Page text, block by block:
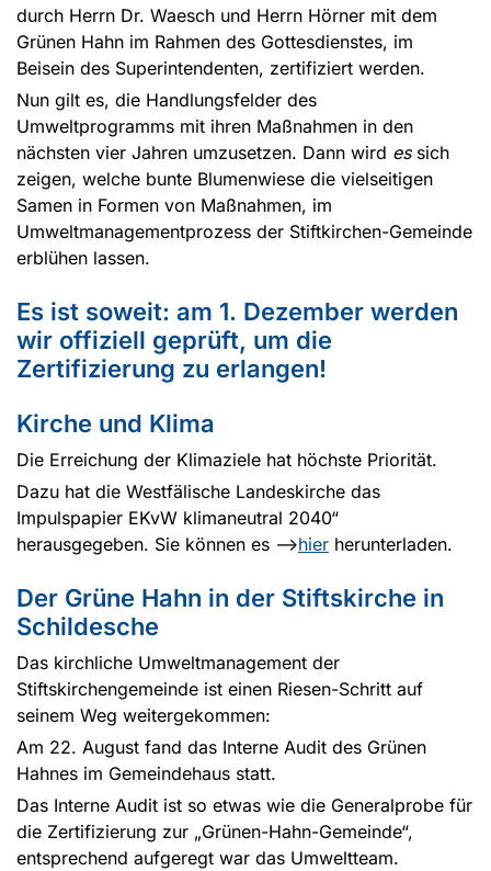
durch Herrn Dr. Waesch und Herrn Hörner mit dem
Grünen Hahn im Rahmen des Gottesdienstes, im
Beisein des Superintendenten, zertifiziert werden.
Nun gilt es, die Handlungsfelder des
Umweltprogramms mit ihren Maßnahmen in den
nächsten vier Jahren umzusetzen. Dann wird essich
zeigen, welche bunte Blumenwiese die vielseitigen
Samen in Formen von Maßnahmen, im
Umweltmanagementprozess der Stiftkirchen-Gemeinde
erblühen lassen.
Es ist soweit: am 1. Dezember werden
wir offiziell geprüft, um die
Zertifizierung zu erlangen!
Kirche und Klima
Die Erreichung der Klimaziele hat höchste Priorität.
Dazu hat die Westfälische Landeskirche das
Impulspapier EKvW klimaneutral 2040“
herausgegeben. Sie können es -->hier herunterladen.
Der Grüne Hahn in der Stiftskirche in
Schildesche
Das kirchliche Umweltmanagement der
Stiftskirchengemeinde ist einen Riesen-Schritt auf
seinem Weg weitergekommen:
Am 22. August fand das Interne Audit des Grünen
Hahnes im Gemeindehaus statt.
Das Interne Audit ist so etwas wie die Generalprobe für
die Zertifizierung zur „Grünen-Hahn-Gemeinde“,
entsprechend aufgeregt war das Umweltteam.